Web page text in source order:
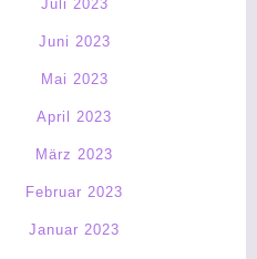
Juli 2023
Juni 2023
Mai 2023
April 2023
März 2023
Februar 2023
Januar 2023